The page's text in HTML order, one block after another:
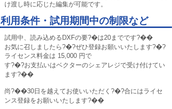
け渡し時に応じた編集が可能です。
利用条件・試用期間中の制限など
試用中、読み込めるDXFの要?�は20までです?��
お気に召しましたら?�?ぜひ登録お願いいたします?�?
ライセンス料金は 15,000 円で
す?�?お支払いはベクターのシェアレジで受け付けてい
ます?��
尚?��30日を越えてお使いいただく?�?合にはライセ
ンス登録をお願いいたします?��